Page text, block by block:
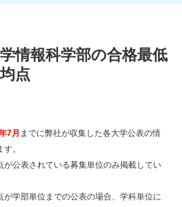
情報科学部の合格最低
点
7月 までに弊社が収集した各大学公表の情
。
が公表されている募集単位のみ掲載してい
が学部単位までの公表の場合、学科単位に